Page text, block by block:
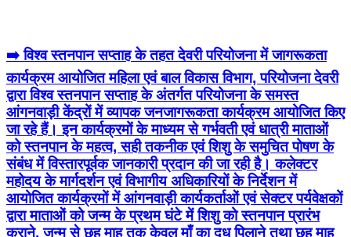
➡️ विश्व स्तनपान सप्ताह के तहत देवरी परियोजना में जागरूकता
कार्यक्रम आयोजित महिला एवं बाल विकास विभाग, परियोजना देवरी
द्वारा विश्व स्तनपान सप्ताह के अंतर्गत परियोजना के समस्त
आंगनवाड़ी केंद्रों में व्यापक जनजागरूकता कार्यक्रम आयोजित किए
जा रहे हैं। इन कार्यक्रमों के माध्यम से गर्भवती एवं धात्री माताओं
को स्तनपान के महत्व, सही तकनीक एवं शिशु के समुचित पोषण के
संबंध में विस्तारपूर्वक जानकारी प्रदान की जा रही है। कलेक्टर
महोदय के मार्गदर्शन एवं विभागीय अधिकारियों के निर्देशन में
आयोजित कार्यक्रमों में आंगनवाड़ी कार्यकर्ताओं एवं सेक्टर पर्यवेक्षकों
द्वारा माताओं को जन्म के प्रथम घंटे में शिशु को स्तनपान प्रारंभ
कराने, जन्म से छह माह तक केवल माँ का दूध पिलाने तथा छह माह